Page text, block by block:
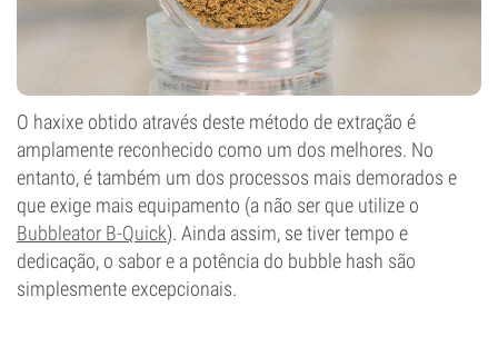
O haxixe obtido através deste método de extração é
amplamente reconhecido como um dos melhores. No
entanto, é também um dos processos mais demorados e
que exige mais equipamento (a não ser que utilize o
Bubbleator B-Quick). Ainda assim, se tiver tempo e
dedicação, o sabor e a potência do bubble hash são
simplesmente excepcionais.